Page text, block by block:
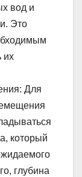
вод и
Это
их
Для
который
глубина